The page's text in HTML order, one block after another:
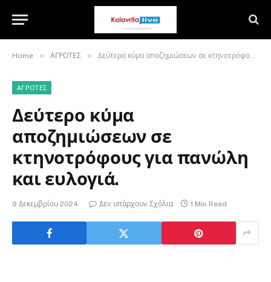
Home » ΑΓΡΟΤΕΣ » Δεύτερο κύμα αποζημιώσεων σε κτηνοτρόφους για πανώλη και ευλογιά.
ΑΓΡΟΤΕΣ
Δεύτερο κύμα
αποζημιώσεων σε
κτηνοτρόφους για πανώλη
και ευλογιά.
9 Δεκεμβρίου 2024 Δεν υπάρχουν Σχόλια 1 Min Read